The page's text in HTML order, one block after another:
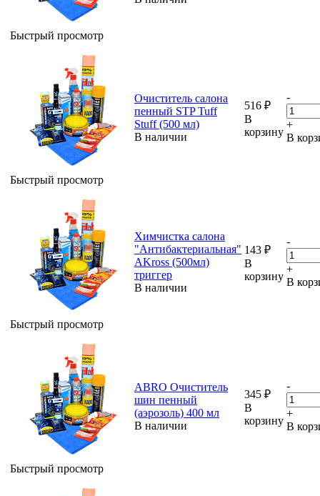
Быстрый просмотр
Быстрый просмотр
Очиститель салона
пенный STP Tuff
Stuff (500 мл)
В наличии
516 ₽
В
корзину
-
+
В
Быстрый просмотр
Химчистка салона
"Антибактериальная"
AKross (500мл)
триггер
В наличии
143 ₽
В
корзину
-
+
В
Быстрый просмотр
ABRO Очиститель
шин пенный
(аэрозоль) 400 мл
В наличии
345 ₽
В
корзину
-
+
В